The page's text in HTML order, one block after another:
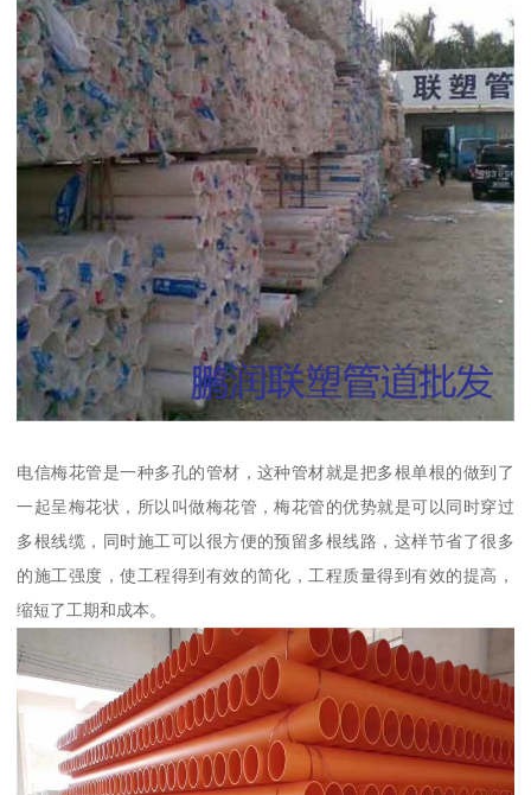
电信梅花管是一种多孔的管材，这种管材就是把多根单根的做到了
一起呈梅花状，所以叫做梅花管，梅花管的优势就是可以同时穿过
多根线缆，同时施工可以很方便的预留多根线路，这样节省了很多
的施工强度，使工程得到有效的简化，工程质量得到有效的提高，
缩短了工期和成本。